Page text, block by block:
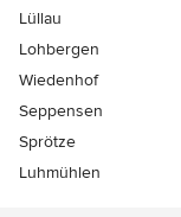
Lüllau
Lohbergen
Wiedenhof
Seppensen
Sprötze
Luhmühlen